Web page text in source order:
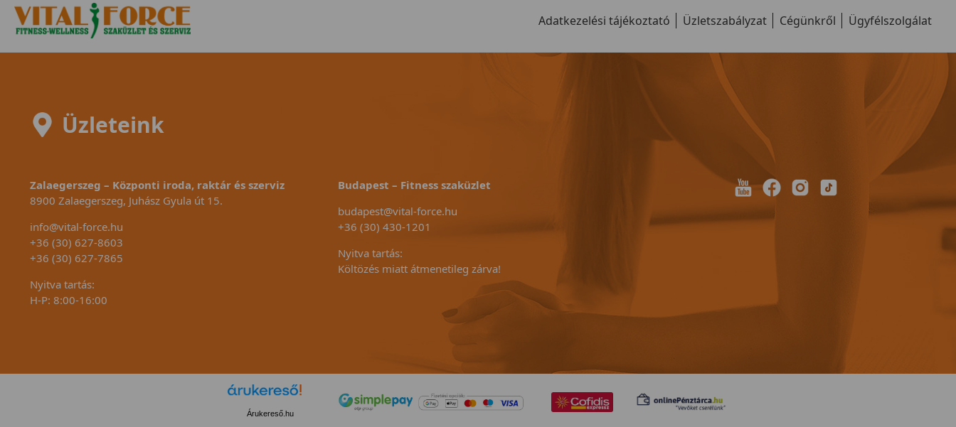
150kg-os teherbírással bír.
modell.
Adatkezelési tájékoztató Üzletszabályzat Cégünkről Ügyfélszolgálat
Üzleteink
Zalaegerszeg – Központi iroda, raktár és szerviz
8900 Zalaegerszeg, Juhász Gyula út 15.
info@vital-force.hu
+36 (30) 627-8603
+36 (30) 627-7865
Nyitva tartás:
H-P: 8:00-16:00
Budapest – Fitness szaküzlet
budapest@vital-force.hu
+36 (30) 430-1201
Nyitva tartás:
Költözés miatt átmenetileg zárva!
Árukereső.hu